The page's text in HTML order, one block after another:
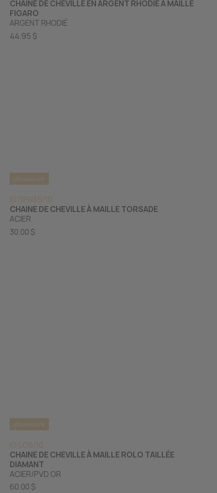
CHAINE DE CHEVILLE EN ARGENT RHODIÉ À MAILLE
FIGARO
ARGENT RHODIÉ
44.95 $
Nouveauté
IG SPN35/10
CHAINE DE CHEVILLE À MAILLE TORSADE
ACIER
30.00 $
Nouveauté
IG LC6/10
CHAINE DE CHEVILLE À MAILLE ROLO TAILLÉE
DIAMANT
ACIER/PVD OR
60.00 $